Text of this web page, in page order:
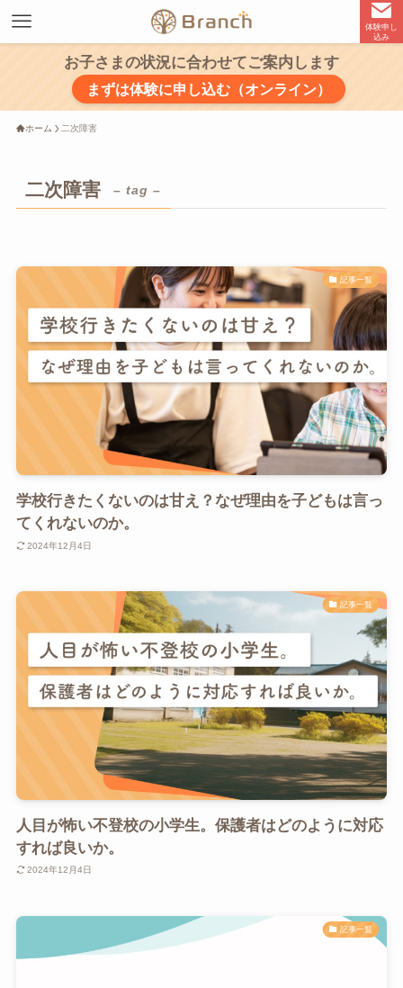
体験申し
込み
お子さまの状況に合わせてご案内します
まずは体験に申し込む（オンライン）
ホーム 二次障害
二次障害 – tag –
記事一覧
学校行きたくないのは甘え？なぜ理由を子どもは言っ
てくれないのか。
2024年12月4日
記事一覧
人目が怖い不登校の小学生。保護者はどのように対応
すれば良いか。
2024年12月4日
記事一覧